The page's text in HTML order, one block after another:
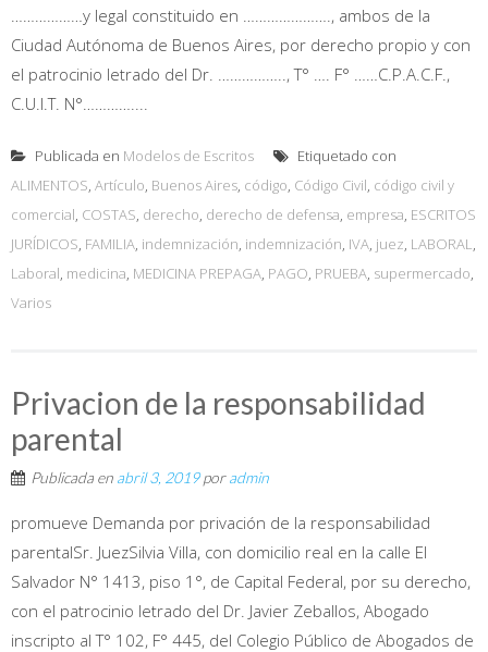
………………y legal constituido en …………………., ambos de la
Ciudad Autónoma de Buenos Aires, por derecho propio y con
el patrocinio letrado del Dr. …………….., T° …. F° ……C.P.A.C.F.,
C.U.I.T. N°…………....
Publicada en Modelos de Escritos
Etiquetado con
ALIMENTOS, Artículo, Buenos Aires, código, Código Civil, código civil y
comercial, COSTAS, derecho, derecho de defensa, empresa, ESCRITOS
JURÍDICOS, FAMILIA, indemnización, indemnización, IVA, juez, LABORAL,
Laboral, medicina, MEDICINA PREPAGA, PAGO, PRUEBA, supermercado,
Varios
Privacion de la responsabilidad
parental
Publicada en abril 3, 2019poradmin
promueve Demanda por privación de la responsabilidad
parentalSr. JuezSilvia Villa, con domicilio real en la calle El
Salvador N° 1413, piso 1°, de Capital Federal, por su derecho,
con el patrocinio letrado del Dr. Javier Zeballos, Abogado
inscripto al T° 102, F° 445, del Colegio Público de Abogados de